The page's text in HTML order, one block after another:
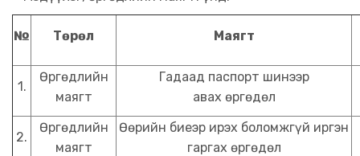
№ Төрөл Маягт
1.
Өргөдлийн
маягт
Гадаад паспорт шинээр
авах өргөдөл
2.
Өргөдлийн
маягт
Өөрийн биеэр ирэх боломжгүй иргэн
гаргах өргөдөл